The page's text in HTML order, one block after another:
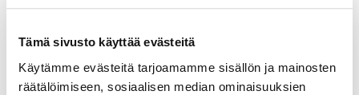
Tämä sivusto käyttää evästeitä
Käytämme evästeitä tarjoamamme sisällön ja mainosten
räätälöimiseen, sosiaalisen median ominaisuuksien
Kurssi antaa hyvät valmiudet
Ilmoittautumiset toiminnanohjaajalle
sähköpostilla: